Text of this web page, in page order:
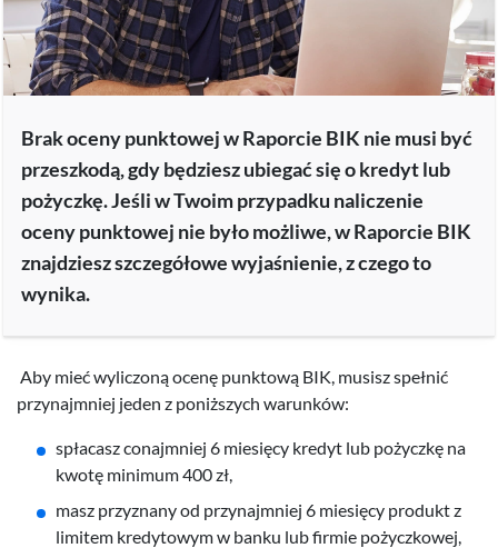
A może jedno i drugie?
Rejestracja i zakup Pakietu BIK 129 zł
Przygotuj aplikację mObywatel lub dane z dokumentu
tożsamości, w tym numer PESEL.
Brak oceny punktowej w Raporcie BIK nie musi być
przeszkodą, gdy będziesz ubiegać się o kredyt lub
pożyczkę. Jeśli w Twoim przypadku naliczenie
oceny punktowej nie było możliwe, w Raporcie BIK
znajdziesz szczegółowe wyjaśnienie, z czego to
wynika.
Aby mieć wyliczoną ocenę punktową BIK, musisz spełnić
przynajmniej jeden z poniższych warunków:
spłacasz conajmniej 6 miesięcy kredyt lub pożyczkę na
kwotę minimum 400 zł,
masz przyznany od przynajmniej 6 miesięcy produkt z
limitem kredytowym w banku lub firmie pożyczkowej,